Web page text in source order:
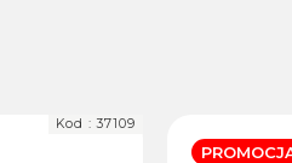
Kod :37109